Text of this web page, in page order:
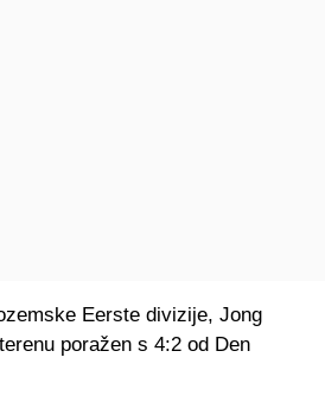
Eerste divizije, Jong
poražen s 4:2 od Den